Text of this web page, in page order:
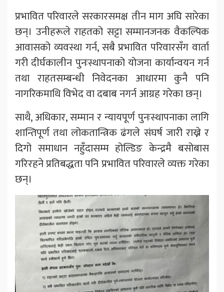
प्रभावित परिवारले सरकारसमक्ष तीन माग अघि सारेका
छन्। उनीहरूले राहतको सट्टा सम्मानजनक वैकल्पिक
आवासको व्यवस्था गर्न, सबै प्रभावित परिवारसँग वार्ता
गरी दीर्घकालीन पुनःस्थापनाको योजना कार्यान्वयन गर्न
तथा राहतसम्बन्धी निवेदनका आधारमा कुनै पनि
नागरिकमाथि विभेद वा दबाब नगर्न आग्रह गरेका छन्।
साथै, अधिकार, सम्मान र न्यायपूर्ण पुनःस्थापनाका लागि
शान्तिपूर्ण तथा लोकतान्त्रिक ढंगले संघर्ष जारी राख्ने र
दिगो समाधान नहुँदासम्म होल्डिङ केन्द्रमै बसोबास
गरिरहने प्रतिबद्धता पनि प्रभावित परिवारले व्यक्त गरेका
छन्।